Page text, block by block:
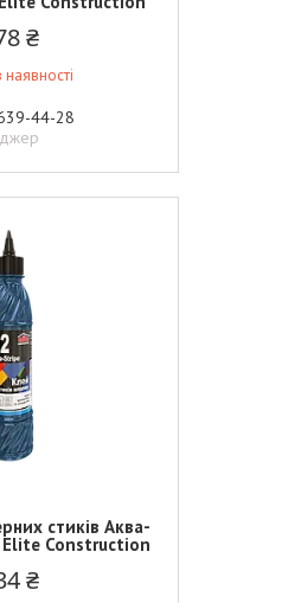
₴
44-28
стиків Аква-
Elite Construction
₴